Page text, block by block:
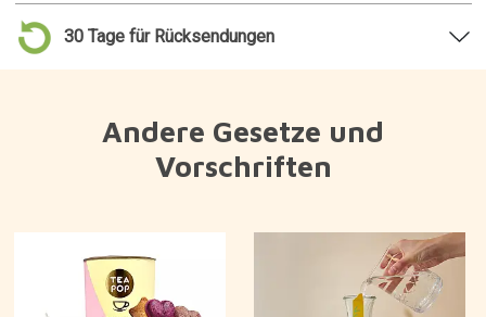
30 Tage für Rücksendungen
Andere Gesetze und
Vorschriften